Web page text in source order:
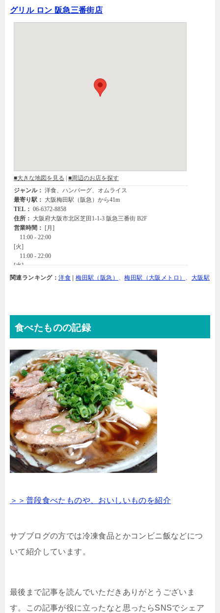
グリル ロン 阪急三番街店
関連ランキング：洋食 |梅田駅（阪急） 、梅田駅（大阪メトロ） 、 大阪駅
食べたものの記録
＞＞普段食べたものや、おいしいものを紹介
サブブログの方では冷凍食品とかコンビニ飯などにつ
いて紹介しています。
最後まで記事を読んでいただきありがとうございま
す。この記事が役に立ったなと思ったらSNSでシェア